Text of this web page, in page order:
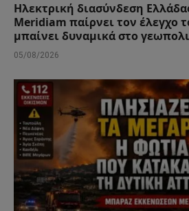
Ηλεκτρική διασύνδεση
Meridiam παίρνει τον έλεγχο
μπαίνει δυναμικά στο
05/08/2026